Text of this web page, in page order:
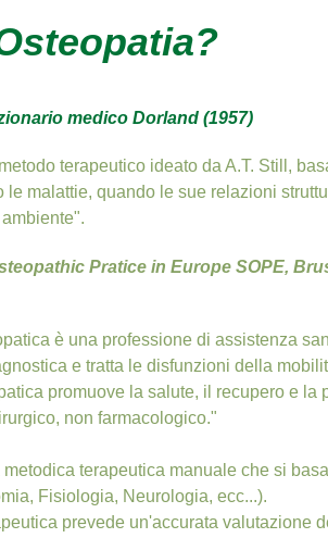
medico Dorland (1957)
terapeutico ideato da A.T. Still,
le malattie, quando le sue relazioni
Pratice in Europe SOPE,
è una professione di assistenza
e tratta le disfunzioni della
promuove la salute, il recupero e
non farmacologico."
metodica terapeutica manuale che si
Fisiologia, Neurologia, ecc...).
prevede un'accurata valutazione